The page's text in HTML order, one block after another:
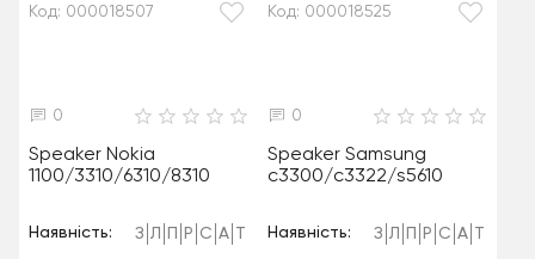
Код: 000018507
0
Speaker Nokia
1100/3310/6310/8310
Наявність: З Л Р С А
Код: 000018525
0
Speaker Samsung
c3300/c3322/s5610
Наявність: З Л Р С А